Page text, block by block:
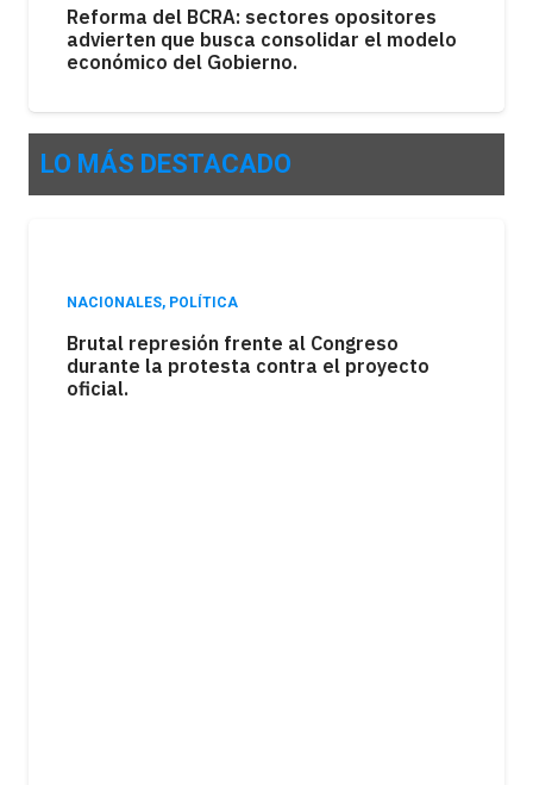
Reforma del BCRA: sectores opositores
advierten que busca consolidar el modelo
económico del Gobierno.
LO MÁS DESTACADO
POLÍTICA
La sesión del Senado estuvo marcada por
el debate en torno a la ley de tierras,
mientras una movilización expresó el